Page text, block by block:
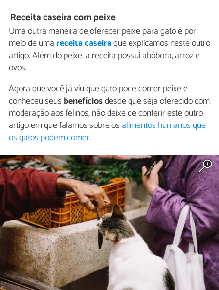
Receita caseira com peixe
Uma outra maneira de oferecer peixe para gato é por
meio de uma receita caseiraque explicamos neste outro
artigo. Além do peixe, a receita possui abóbora, arroz e
ovos.
Agora que você já viu que gato pode comer peixe e
conheceu seus benefíciosdesde que seja oferecido com
moderação aos felinos, não deixe de conferir este outro
artigo em que falamos sobre os alimentos humanos que
os gatos podem comer.